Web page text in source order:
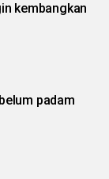
kembangkan
padam